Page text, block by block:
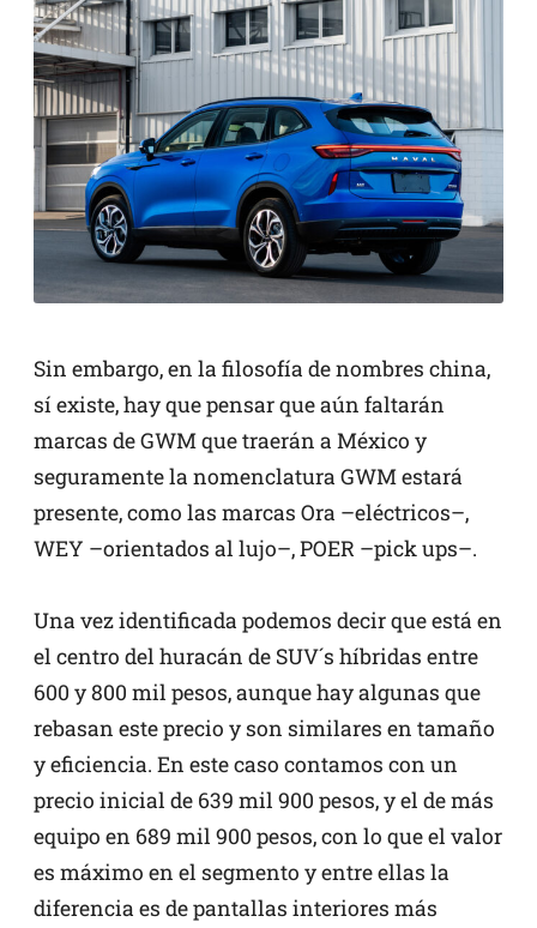
Sin embargo, en la filosofía de nombres china,
sí existe, hay que pensar que aún faltarán
marcas de GWM que traerán a México y
seguramente la nomenclatura GWM estará
presente, como las marcas Ora –eléctricos–,
WEY –orientados al lujo–, POER –pick ups–.
Una vez identificada podemos decir que está en
el centro del huracán de SUV´s híbridas entre
600 y 800 mil pesos, aunque hay algunas que
rebasan este precio y son similares en tamaño
y eficiencia. En este caso contamos con un
precio inicial de 639 mil 900 pesos, y el de más
equipo en 689 mil 900 pesos, con lo que el valor
es máximo en el segmento y entre ellas la
diferencia es de pantallas interiores más